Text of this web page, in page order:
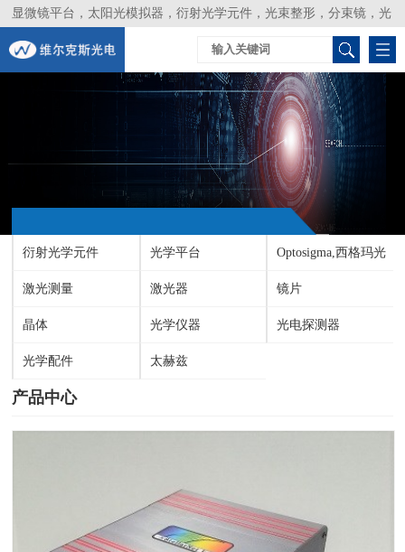
显微镜平台，太阳光模拟器，衍射光学元件，光束整形，分束镜，光
谱仪，生物激光器，光束分析仪，Layertec
衍射光学元件 光学平台 Optosigma,西格玛光
机
激光测量 激光器 镜片
晶体 光学仪器 光电探测器
光学配件 太赫兹
产品中心